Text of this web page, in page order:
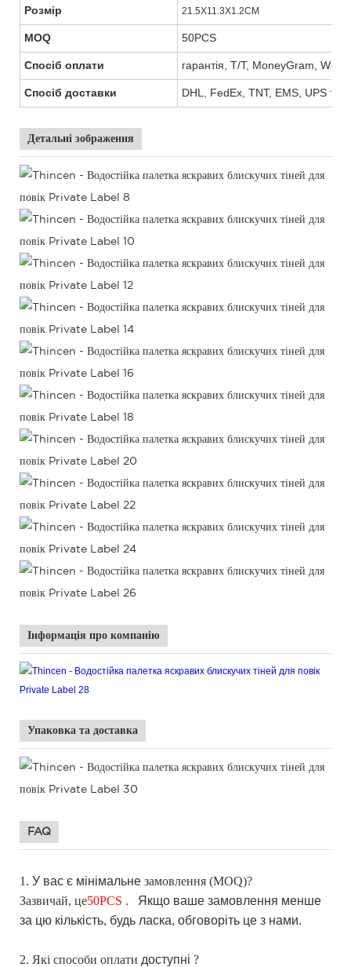
Розмір 21.5X11.3X1.2CM
MOQ 50PCS
Спосіб оплати гарантія, T/T, MoneyGram,
Спосіб доставки DHL, FedEx, TNT, EMS, UPS
Детальні зображення
Інформація про компанію
Упаковка та доставка
FAQ
1. У вас є мінімальне замовлення (MOQ)?
Зазвичай, це50PCS . Якщо ваше замовлення менше
за цю кількість, будь ласка, обговоріть це з нами.
2. Які способи оплати доступні ?